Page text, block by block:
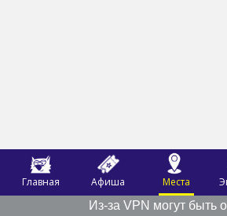
Главная Афиша Места
Из-за VPN могут быть